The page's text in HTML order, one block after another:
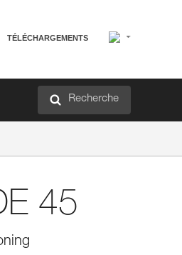
TÉLÉCHARGEMENTS
Recherche
45